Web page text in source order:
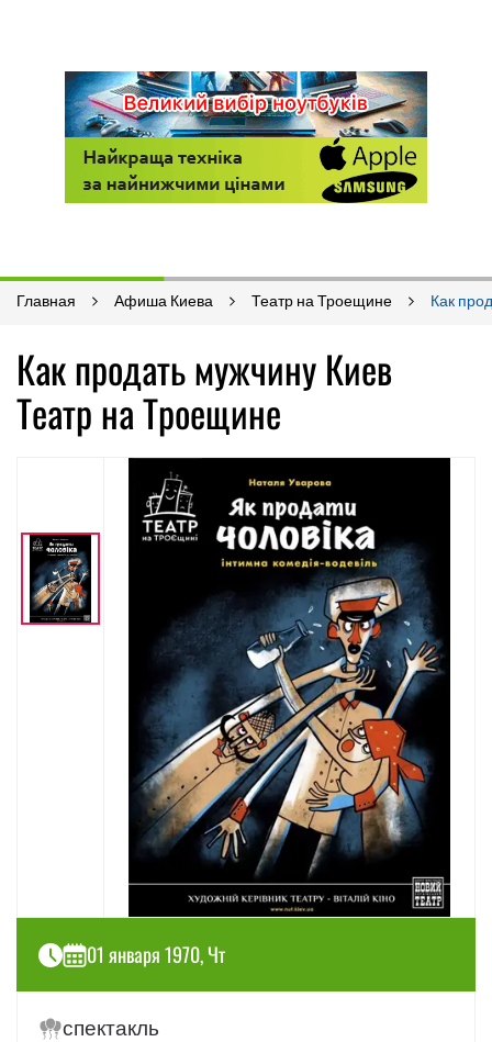
Главная Афиша Киева Театр на Троещине Как
Как продать мужчину Киев
Театр на Троещине
01 января 1970, Чт
спектакль